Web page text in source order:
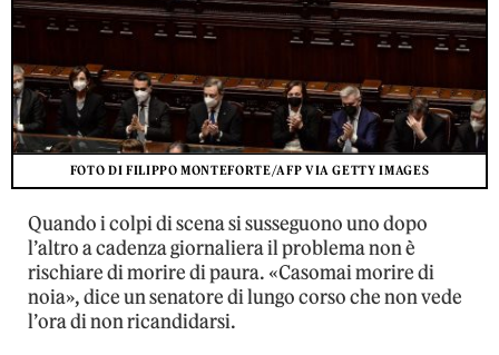
FOTO DI FILIPPO MONTEFORTE/AFP VIA GETTY IMAGES
Quando i colpi di scena si susseguono uno dopo
l’altro a cadenza giornaliera il problema non è
rischiare di morire di paura. «Casomai morire di
noia», dice un senatore di lungo corso che non vede
l’ora di non ricandidarsi.